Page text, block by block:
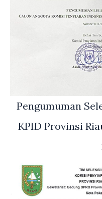
Pengumuman
KPID Provinsi